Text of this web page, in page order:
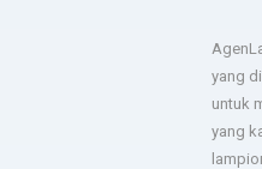
yang
untuk
yang
Terima kasih JEZINA LIGHT
lampion sesuai permintaan
dan jadwal pengiriman tepat.